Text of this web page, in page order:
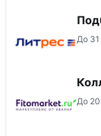
До
До